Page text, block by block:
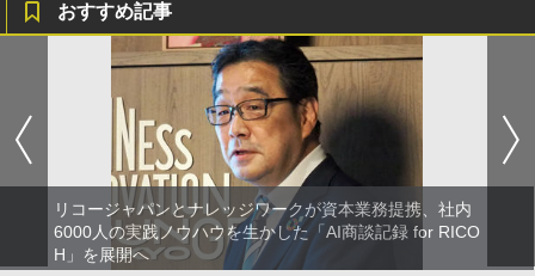
おすすめ記事
リコージャパンとナレッジワークが資本業務提携、社内
6000人の実践ノウハウを生かした「AI商談記録 for RICO
H」を展開へ